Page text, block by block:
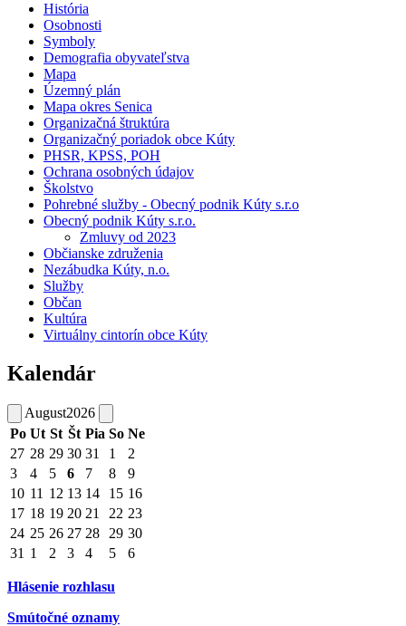
História
Osobnosti
Symboly
Demografia obyvateľstva
Mapa
Územný plán
Mapa okres Senica
Organizačná štruktúra
Organizačný poriadok obce Kúty
PHSR, KPSS, POH
Ochrana osobných údajov
Školstvo
Pohrebné služby - Obecný podnik Kúty s.r.o
Obecný podnik Kúty s.r.o.
Zmluvy od 2023
Občianske združenia
Nezábudka Kúty, n.o.
Služby
Občan
Kultúra
Virtuálny cintorín obce Kúty
Kalendár
August2026
Po Ut St Št Pia So Ne
27 28 29 30 31 1
2
3
4 5 6 7 8
9
10 11 12 13 14 15 16
17 18 19 20 21 22 23
24 25 26 27 28 29 30
31 1 2 3 4 5 6
Hlásenie rozhlasu
Smútočné oznamy